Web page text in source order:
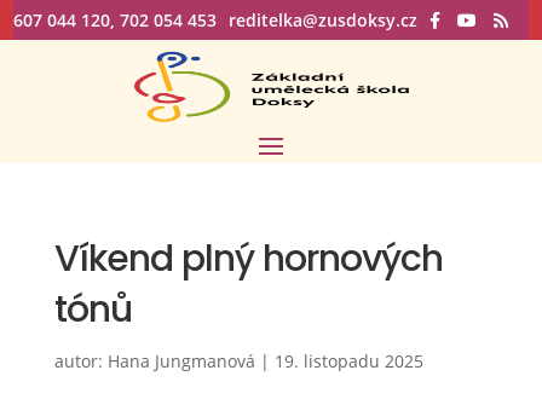
607 044 120, 702 054 453 reditelka@zusdoksy.cz
Víkend plný hornových
tónů
autor: Hana Jungmanová | 19. listopadu 2025